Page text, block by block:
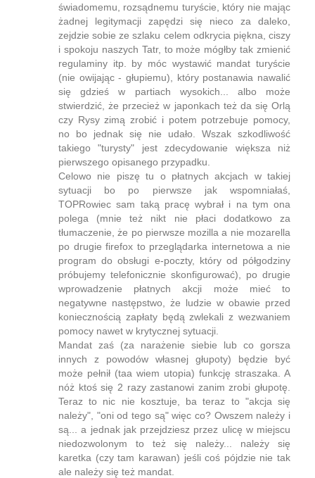
świadomemu, rozsądnemu turyście, który nie mając
żadnej legitymacji zapędzi się nieco za daleko,
zejdzie sobie ze szlaku celem odkrycia piękna, ciszy
i spokoju naszych Tatr, to może mógłby tak zmienić
regulaminy itp. by móc wystawić mandat turyście
(nie owijając - głupiemu), który postanawia nawalić
się gdzieś w partiach wysokich... albo może
stwierdzić, że przecież w japonkach też da się Orlą
czy Rysy zimą zrobić i potem potrzebuje pomocy,
no bo jednak się nie udało. Wszak szkodliwość
takiego "turysty" jest zdecydowanie większa niż
pierwszego opisanego przypadku.
Celowo nie piszę tu o płatnych akcjach w takiej
sytuacji bo po pierwsze jak wspomniałaś,
TOPRowiec sam taką pracę wybrał i na tym ona
polega (mnie też nikt nie płaci dodatkowo za
tłumaczenie, że po pierwsze mozilla a nie mozarella
po drugie firefox to przeglądarka internetowa a nie
program do obsługi e-poczty, który od półgodziny
próbujemy telefonicznie skonfigurować), po drugie
wprowadzenie płatnych akcji może mieć to
negatywne następstwo, że ludzie w obawie przed
koniecznością zapłaty będą zwlekali z wezwaniem
pomocy nawet w krytycznej sytuacji.
Mandat zaś (za narażenie siebie lub co gorsza
innych z powodów własnej głupoty) będzie być
może pełnił (taa wiem utopia) funkcję straszaka. A
nóż ktoś się 2 razy zastanowi zanim zrobi głupotę.
Teraz to nic nie kosztuje, ba teraz to "akcja się
należy", "oni od tego są" więc co? Owszem należy i
są... a jednak jak przejdziesz przez ulicę w miejscu
niedozwolonym to też się należy... należy się
karetka (czy tam karawan) jeśli coś pójdzie nie tak
ale należy się też mandat.